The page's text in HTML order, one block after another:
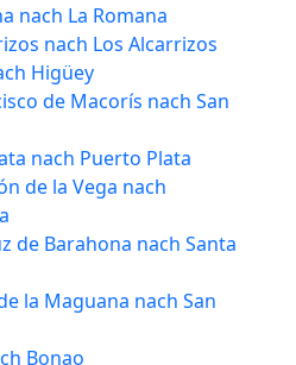
nach La Romana
nach Los Alcarrizos
Higüey
de Macorís nach San
nach Puerto Plata
de la Vega nach
de Barahona nach Santa
la Maguana nach San
Bonao